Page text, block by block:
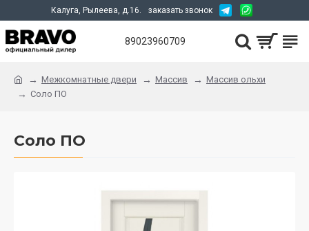
Калуга, Рылеева, д.16. заказать звонок
89023960709
Межкомнатные двери Массив
Массив ольхи
Соло ПО
Соло ПО